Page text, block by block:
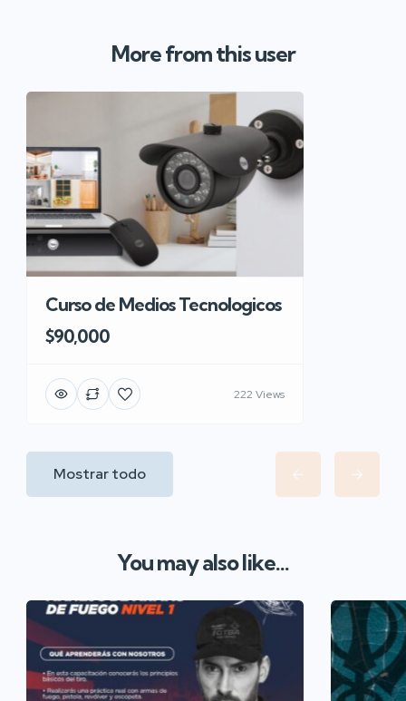
More from this user
Curso de Medios Tecnologicos
$90,000
222 Views
Mostrar todo
You may also like...